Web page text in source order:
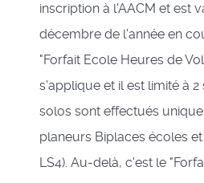
inscription à l'AACM et est
décembre de l'année en
"Forfait Ecole Heures de
s'applique et il est limité à 2
solos sont effectués
planeurs Biplaces écoles
LS4). Au-delà, c'est le